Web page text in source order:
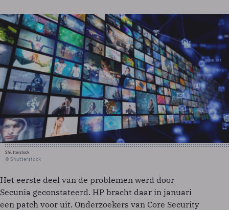
Shutterstock
© Shutterstock
Het eerste deel van de problemen werd door
Secunia geconstateerd. HP bracht daar in januari
een patch voor uit. Onderzoekers van Core Security